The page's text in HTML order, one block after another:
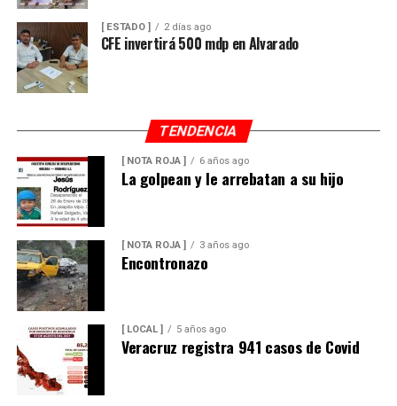
[ ESTADO ] 2 días ago
CFE invertirá 500 mdp en Alvarado
TENDENCIA
[ NOTA ROJA ] 6 años ago
La golpean y le arrebatan a su hijo
[ NOTA ROJA ] 3 años ago
Encontronazo
[ LOCAL ] 5 años ago
Veracruz registra 941 casos de Covid